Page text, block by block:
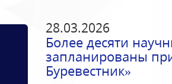
28.03.2026
Более десяти
запланированы
Буревестник»